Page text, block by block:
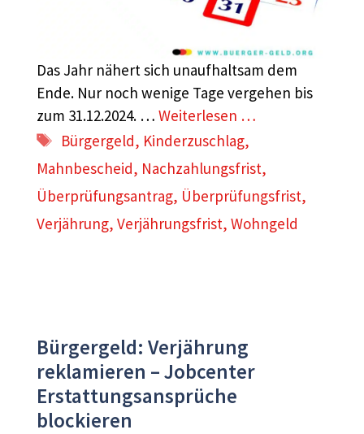
Das Jahr nähert sich unaufhaltsam dem
Ende. Nur noch wenige Tage vergehen bis
zum 31.12.2024. … Weiterlesen …
Schlagwörter
Bürgergeld, Kinderzuschlag,
Mahnbescheid, Nachzahlungsfrist,
Überprüfungsantrag, Überprüfungsfrist,
Verjährung, Verjährungsfrist, Wohngeld
Bürgergeld: Verjährung
reklamieren – Jobcenter
Erstattungsansprüche
blockieren